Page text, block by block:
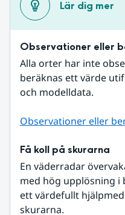
Lär dig mer
Observationer eller
Alla orter har inte
beräknas ett värde
och modelldata.
Observationer eller
Få koll på skurarna
En väderradar
med hög upplösning i
ett värdefullt
skurarna.